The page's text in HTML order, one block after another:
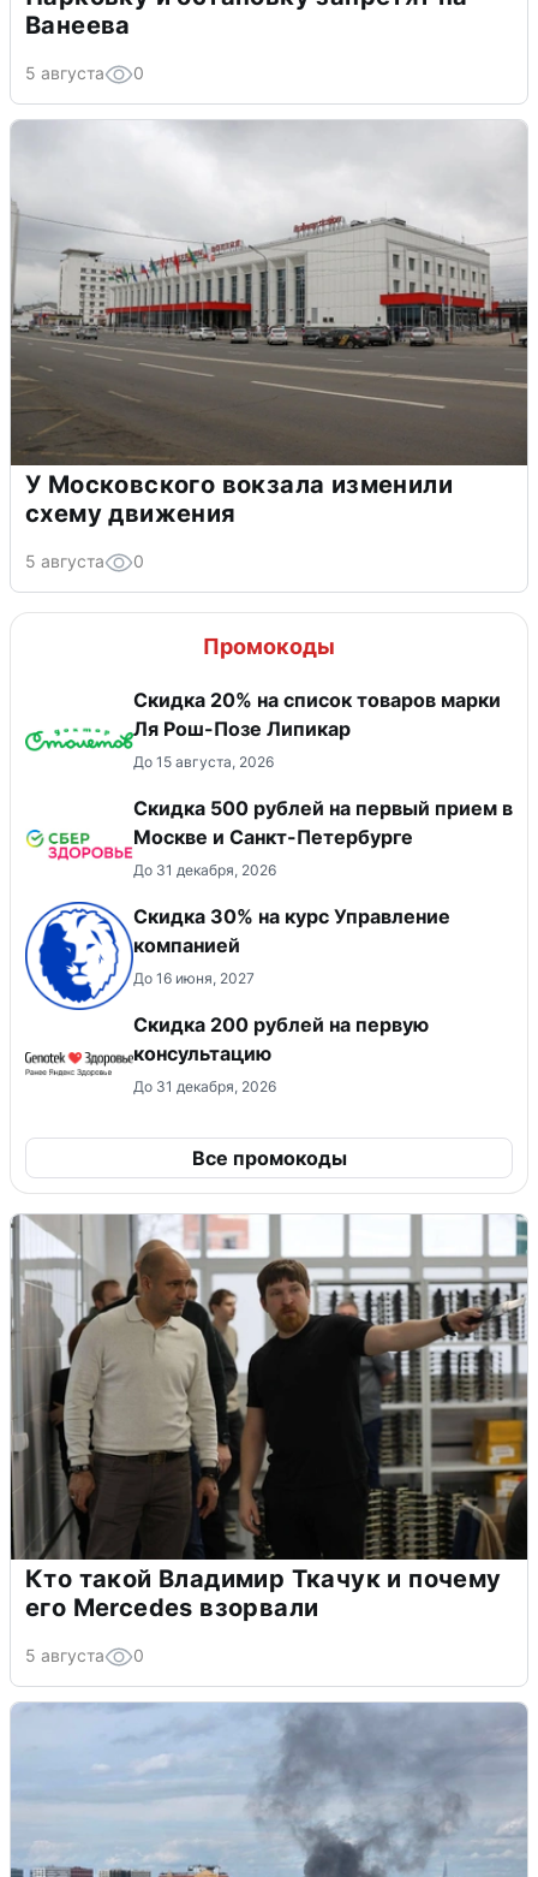
Ванеева
5 августа 0
У Московского вокзала изменили
схему движения
5 августа 0
Промокоды
Скидка 20% на список товаров марки
Ля Рош-Позе Липикар
До 15 августа, 2026
Скидка 500 рублей на первый прием в
Москве и Санкт-Петербурге
До 31 декабря, 2026
Скидка 30% на курс Управление
компанией
До 16 июня, 2027
Скидка 200 рублей на первую
консультацию
До 31 декабря, 2026
Все промокоды
Кто такой Владимир Ткачук и почему
его Mercedes взорвали
5 августа 0